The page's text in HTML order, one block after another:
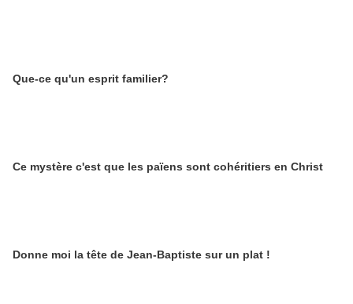
Que-ce qu'un esprit familier?
Ce mystère c'est que les païens sont cohéritiers en Christ
Donne moi la tête de Jean-Baptiste sur un plat !